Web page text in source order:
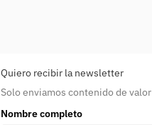
Quiero recibir la newsletter
Solo enviamos contenido de valor
Nombre completo